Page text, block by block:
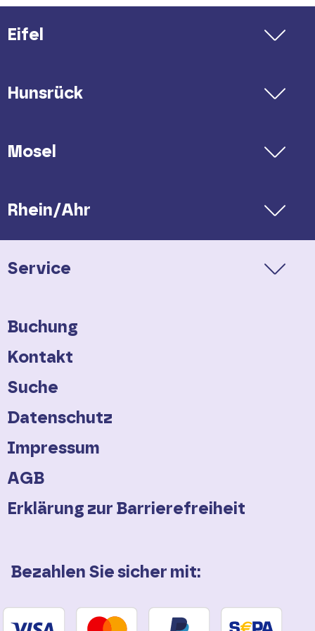
Mosellandtouristik GmbH
E-Mail:
Tel. 06551 / 9656-0
Eifel
Hunsrück
Mosel
Rhein/Ahr
Service
Buchung
Kontakt
Suche
Datenschutz
Impressum
AGB
Erklärung zur Barrierefreiheit
Bezahlen Sie sicher mit: